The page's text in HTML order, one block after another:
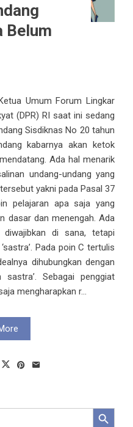
Belum
Umum Forum Lingkar
(DPR) RI saat ini sedang
Sisdiknas No 20 tahun
kabarnya akan ketok
Ada hal menarik
undang-undang yang
yakni pada Pasal 37
pelajaran apa saja yang
dasar dan menengah. Ada
di sana, tetapi
Pada poin C tertulis
dihubungkan dengan
Sebagai penggiat
mengharapkan r...
Search Button